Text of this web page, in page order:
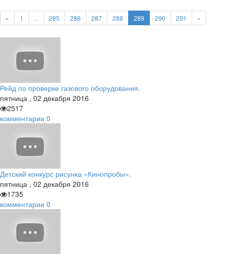
« 1 285 286 287 288 289 290 291 »
Рейд по проверке газового оборудования.
пятница , 02 декабря 2016
2517
комментарии 0
Детский конкурс рисунка «Кинопробы».
пятница , 02 декабря 2016
1735
комментарии 0